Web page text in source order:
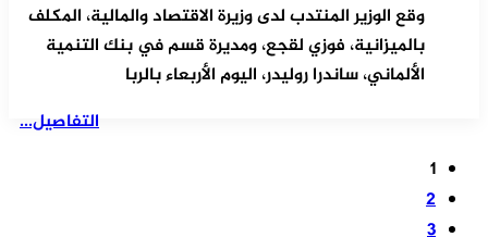
وقع الوزير المنتدب لدى وزيرة الاقتصاد والمالية، المكلف
بالميزانية، فوزي لقجع، ومديرة قسم في بنك التنمية
الألماني، ساندرا روليدر، اليوم الأربعاء بالربا
التفاصيل...
1
2
3